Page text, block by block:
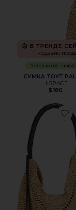
В ТРЕНДЕ
11 недавно
Устойчивое
СУМКА ТОУТ
LSPACE
$180